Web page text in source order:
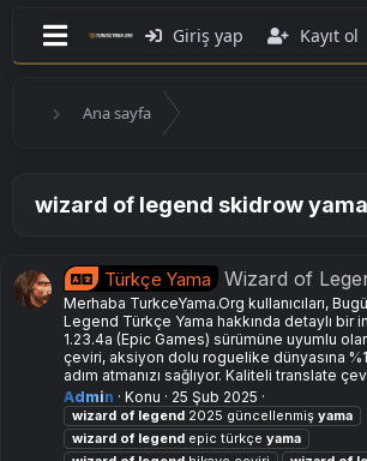
Giriş yap Kayıt ol
Ana sayfa
wizard of legend skidrow yama
Türkçe Yama Wizard of
Merhaba TurkceYama.Org kullanıcıları,
Legend Türkçe Yama hakkında detaylı bir
1.23.4a (Epic Games) sürümüne uyumlu
çeviri, aksiyon dolu roguelike dünyasına
adım atmanızı sağlıyor. Kaliteli translate
Admin
Konu 25 Şub 2025
wizard of legend 2025 güncellenmiş yama
wizard of legend epic türkçe yama